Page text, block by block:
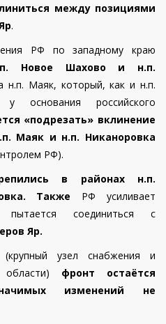
между позициями
.
РФ по западному краю
Новое Шахово и н.п.
н.п. Маяк, который, как и н.п.
у основания российского
«подрезать» вклинение
Маяк и н.п. Никаноровка
РФ).
в районах н.п.
Также РФ усиливает
соединиться с
Яр.
(крупный узел снабжения и
области) фронт остаётся
изменений не